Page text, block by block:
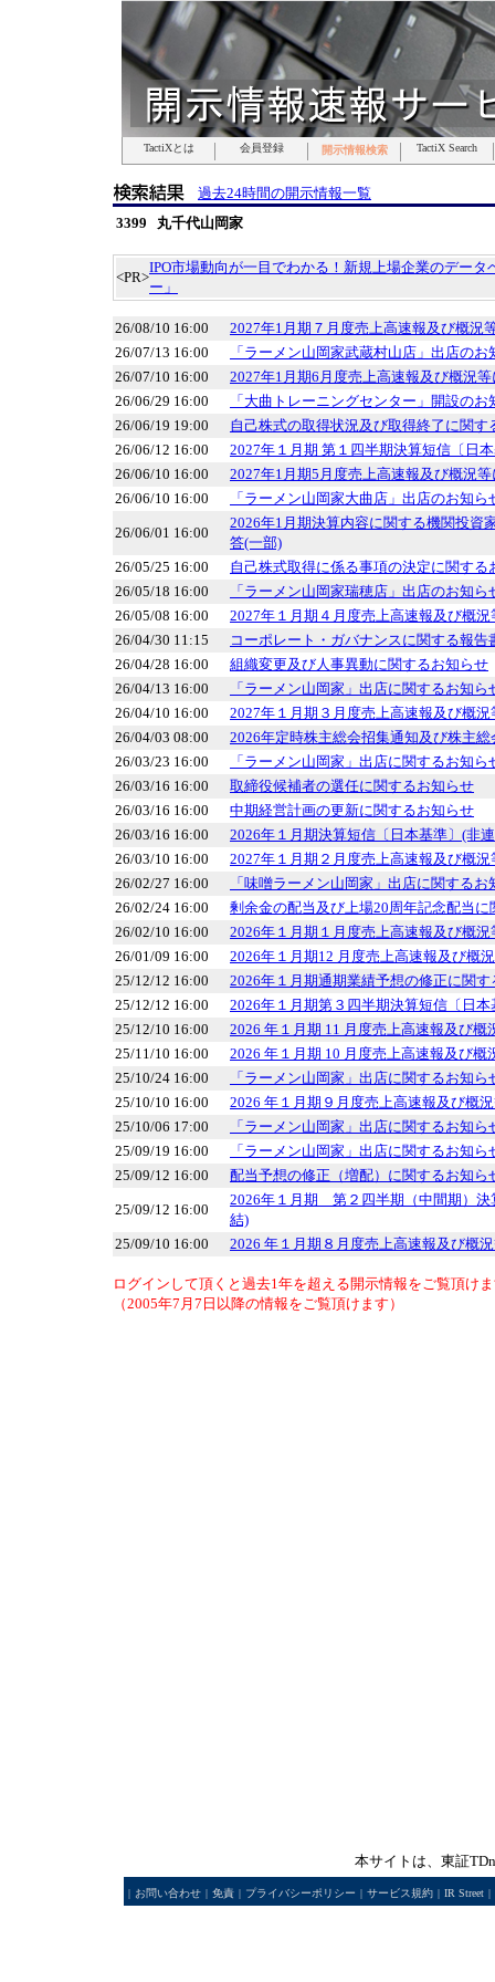
TactiXとは 会員登録 開示情報検索 TactiX Search
TactiXとは 会員登録 開示情報検索 TactiX Search
TactiXとは 会員登録 開示情報検索 TactiX Search
TactiXとは 会員登録 開示情報検索 TactiX Search
TactiXとは 会員登録 開示情報検索 TactiX Search
TactiXとは 会員登録 開示情報検索 TactiX Search
TactiXとは 会員登録 開示情報検索 TactiX Search
過去24時間の開示情報一覧
3399 丸千代山岡家
<PR>
IPO市場動向が一目でわかる！新規上場企業のデータ
ー」
26/08/10 16:00
2027年1月期７月度売上高速報及び概況
26/07/13 16:00
「ラーメン山岡家武蔵村山店」出店のお
26/07/10 16:00
2027年1月期6月度売上高速報及び概況
26/06/29 16:00
「大曲トレーニングセンター」開設のお
26/06/19 19:00
自己株式の取得状況及び取得終了に関す
26/06/12 16:00
2027年１月期 第１四半期決算短信〔日
26/06/10 16:00
2027年1月期5月度売上高速報及び概況
26/06/10 16:00
「ラーメン山岡家大曲店」出店のお知ら
26/06/01 16:00
2026年1月期決算内容に関する機関投資
答(一部)
26/05/25 16:00
自己株式取得に係る事項の決定に関する
26/05/18 16:00
「ラーメン山岡家瑞穂店」出店のお知ら
26/05/08 16:00
2027年１月期４月度売上高速報及び概況
26/04/30 11:15
コーポレート・ガバナンスに関する報告
26/04/28 16:00
組織変更及び人事異動に関するお知らせ
26/04/13 16:00
「ラーメン山岡家」出店に関するお知ら
26/04/10 16:00
2027年１月期３月度売上高速報及び概況
26/04/03 08:00
2026年定時株主総会招集通知及び株主総
26/03/23 16:00
「ラーメン山岡家」出店に関するお知ら
26/03/16 16:00
取締役候補者の選任に関するお知らせ
26/03/16 16:00
中期経営計画の更新に関するお知らせ
26/03/16 16:00
2026年１月期決算短信〔日本基準〕(非
26/03/10 16:00
2027年１月期２月度売上高速報及び概況
26/02/27 16:00
「味噌ラーメン山岡家」出店に関するお
26/02/24 16:00
剰余金の配当及び上場20周年記念配当に
26/02/10 16:00
2026年１月期１月度売上高速報及び概況
26/01/09 16:00
2026年１月期12 月度売上高速報及び概
25/12/12 16:00
2026年１月期通期業績予想の修正に関す
25/12/12 16:00
2026年１月期第３四半期決算短信〔日本
25/12/10 16:00
2026 年１月期 11 月度売上高速報及び概
25/11/10 16:00
2026 年１月期 10 月度売上高速報及び概
25/10/24 16:00
「ラーメン山岡家」出店に関するお知ら
25/10/10 16:00
2026 年１月期９月度売上高速報及び概
25/10/06 17:00
「ラーメン山岡家」出店に関するお知ら
25/09/19 16:00
「ラーメン山岡家」出店に関するお知ら
25/09/12 16:00
配当予想の修正（増配）に関するお知ら
25/09/12 16:00
2026年１月期 第２四半期（中間期）決
結)
25/09/10 16:00
2026 年１月期８月度売上高速報及び概
ログインして頂くと過去1年を超える開示情報をご覧頂け
（2005年7月7日以降の情報をご覧頂けます）
本サイトは、東証
| お問い合わせ | 免責 | プライバシーポリシー | サービス規約 | IR Street |